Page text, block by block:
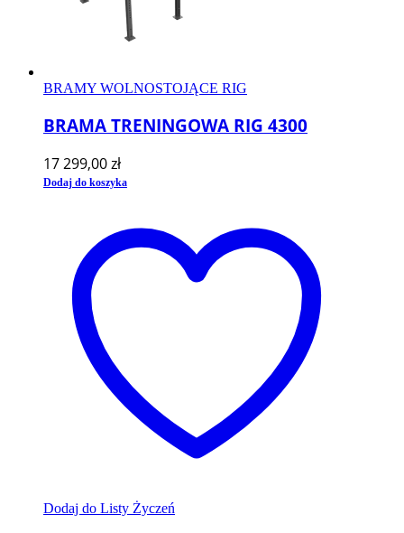
BRAMY WOLNOSTOJĄCE RIG
BRAMA TRENINGOWA RIG 4300
17 299,00zł
Dodaj do koszyka
Dodaj do Listy Życzeń